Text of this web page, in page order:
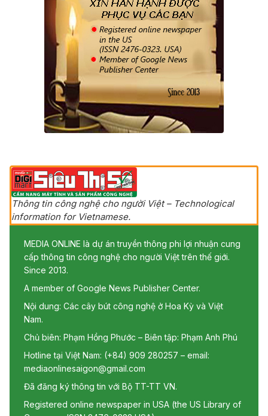
Thông tin công nghệ cho người Việt – Technological
information for Vietnamese.
MEDIA ONLINE là dự án truyền thông phi lợi nhuận cung
cấp thông tin công nghệ cho người Việt trên thế giới.
Since 2013.
A member of Google News Publisher Center.
Nội dung: Các cây bút công nghệ ở Hoa Kỳ và Việt
Nam.
Chủ biên: Phạm Hồng Phước – Biên tập: Phạm Anh Phú
Hotline tại Việt Nam: (+84) 909 280257 – email:
mediaonlinesaigon@gmail.com
Đã đăng ký thông tin với Bộ TT-TT VN.
Registered online newspaper in USA (the US Library of